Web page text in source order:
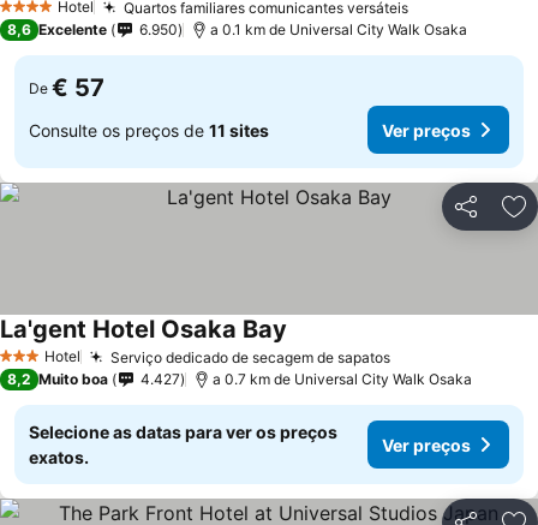
4 EstrelasHotel Quartos familiares comunicantes versáteis
8,6 Excelente 6.950 a 0.1 km de Universal City Walk Osaka
De € 57
Consulte os preços de 11 sites Ver preços
Partilhar
3 EstrelasHotel Serviço dedicado de secagem de sapatos
La'gent Hotel Osaka Bay
8,2 Muito boa 4.427 a 0.7 km de Universal City Walk Osaka
Selecione as datas para ver os preços
exatos.
Ver preços